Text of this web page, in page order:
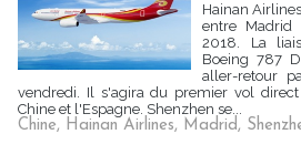
Hainan
entre
2018. La
Boeing 787
aller-retour
vendredi. Il s'agira du premier vol
Chine et l'Espagne. Shenzhen se...
Chine, Hainan Airlines, Madrid,